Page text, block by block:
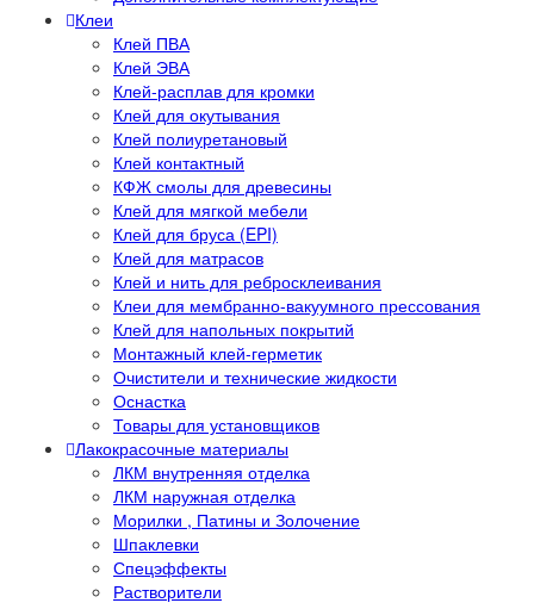
Клеи
Клей ПВА
Клей ЭВА
Клей-расплав для кромки
Клей для окутывания
Клей полиуретановый
Клей контактный
КФЖ смолы для древесины
Клей для мягкой мебели
Клей для бруса (EPI)
Клей для матрасов
Клей и нить для ребросклеивания
Клеи для мембранно-вакуумного прессования
Клей для напольных покрытий
Монтажный клей-герметик
Очистители и технические жидкости
Оснастка
Товары для установщиков
Лакокрасочные материалы
ЛКМ внутренняя отделка
ЛКМ наружная отделка
Морилки , Патины и Золочение
Шпаклевки
Спецэффекты
Растворители